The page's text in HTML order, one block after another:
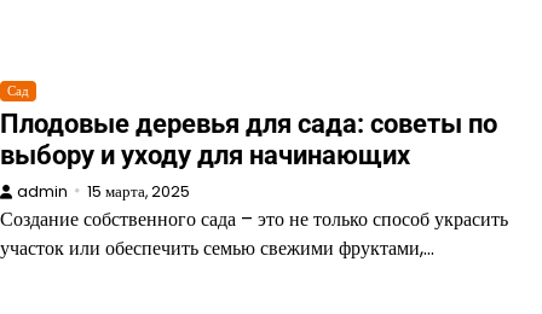
Сад
Плодовые деревья для сада: советы по
выбору и уходу для начинающих
admin 15 марта, 2025
Создание собственного сада – это не только способ украсить
участок или обеспечить семью свежими фруктами,…